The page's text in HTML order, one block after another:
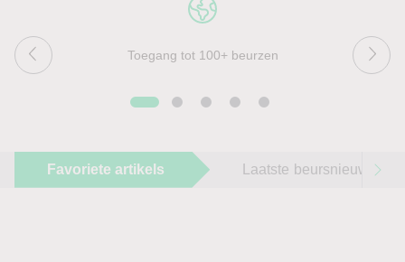
Toegang tot 100+ beurzen
Favoriete artikels Laatste beursnieuws